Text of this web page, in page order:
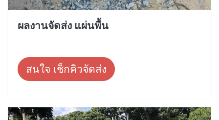
ผลงานจัดส่ง แผ่นพื้น
สนใจ เช็กคิวจัดส่ง